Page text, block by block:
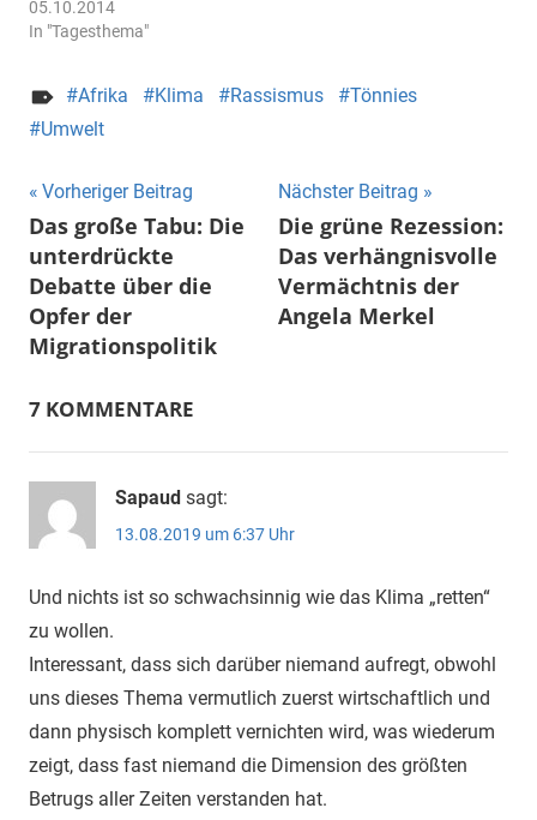
05.10.2014
In "Tagesthema"
Afrika Klima Rassismus
Tönnies
Umwelt
Beitragsnavigation
Vorheriger Beitrag
Das große Tabu: Die
unterdrückte
Debatte über die
Opfer der
Migrationspolitik
Nächster Beitrag
Die grüne Rezession:
Das verhängnisvolle
Vermächtnis der
Angela Merkel
7 KOMMENTARE
Sapaud sagt:
13.08.2019 um 6:37 Uhr
Und nichts ist so schwachsinnig wie das Klima „retten“
zu wollen.
Interessant, dass sich darüber niemand aufregt, obwohl
uns dieses Thema vermutlich zuerst wirtschaftlich und
dann physisch komplett vernichten wird, was wiederum
zeigt, dass fast niemand die Dimension des größten
Betrugs aller Zeiten verstanden hat.